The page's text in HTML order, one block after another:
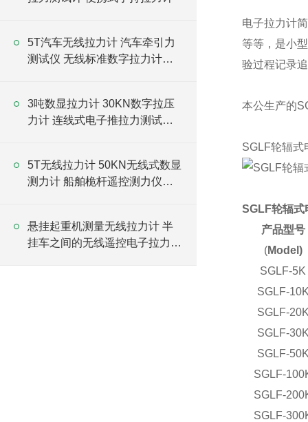
5T汽车无线拉力计 汽车牵引力
测试仪 无线标准数字拉力计厂
3吨数显拉力计 30KN数字拉压
力计 连线式电子推拉力测试仪
5T无线拉力计 50KN无线式数显
测力计 船舶桅杆遥控测力仪厂
悬挂起重机测量无线拉力计 半
挂车之间的无线遥控电子拉力测
电子拉力计
等等，是小
验过程记录
本公生产的
SGLF轮辐式
SGLF轮辐式
产品型号
(Model)
SGLF-5K
SGLF-
SGLF-
SGLF-
SGLF-
SGLF-
SGLF-
SGLF-